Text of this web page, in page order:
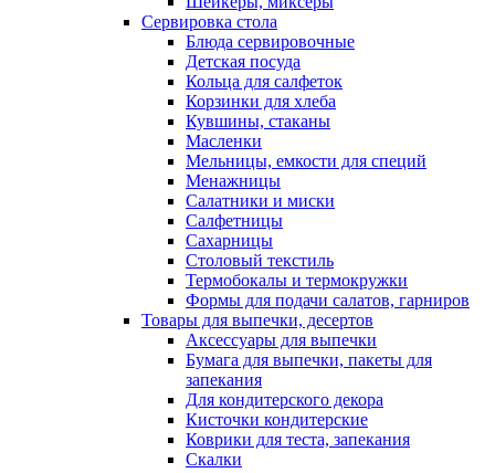
Сервировка стола
Блюда сервировочные
Детская посуда
Кольца для салфеток
Корзинки для хлеба
Кувшины, стаканы
Масленки
Мельницы, емкости для специй
Менажницы
Салатники и миски
Салфетницы
Сахарницы
Столовый текстиль
Термобокалы и термокружки
Формы для подачи салатов, гарниров
Товары для выпечки, десертов
Аксессуары для выпечки
Бумага для выпечки, пакеты для
запекания
Для кондитерского декора
Кисточки кондитерские
Коврики для теста, запекания
Скалки